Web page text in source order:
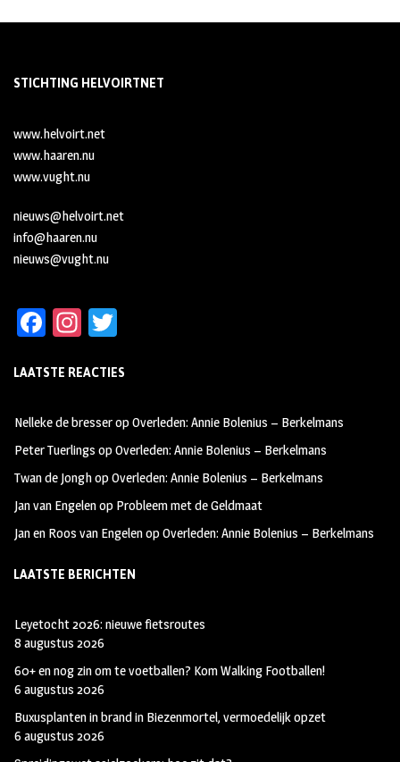
STICHTING HELVOIRTNET
www.helvoirt.net
www.haaren.nu
www.vught.nu
nieuws@helvoirt.net
info@haaren.nu
nieuws@vught.nu
Fa
b
oo
k
In
ag
m
tt
LAATSTE REACTIES
Nelleke de bresseropOverleden: Annie Bolenius – Berkelmans
Peter Tuerlings opOverleden: Annie Bolenius – Berkelmans
Twan de JonghopOverleden: Annie Bolenius – Berkelmans
Jan van Engelenop Probleem met de Geldmaat
Jan en Roos van EngelenopOverleden: Annie Bolenius – Berkelmans
LAATSTE BERICHTEN
Leyetocht 2026: nieuwe fietsroutes
8 augustus 2026
60+ en nog zin om te voetballen? Kom Walking Footballen!
6 augustus 2026
Buxusplanten in brand in Biezenmortel, vermoedelijk opzet
6 augustus 2026